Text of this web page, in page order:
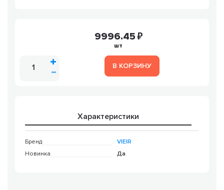
9996.45
шт
В КОРЗИНУ
Характеристики
Бренд
VIEIR
Новинка
Да